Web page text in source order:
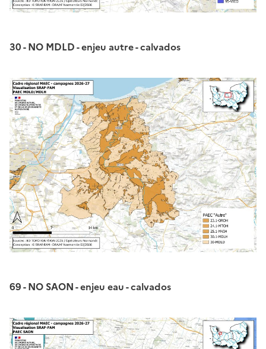
30 - NO MDLD - enjeu autre - calvados
69 - NO SAON - enjeu eau - calvados